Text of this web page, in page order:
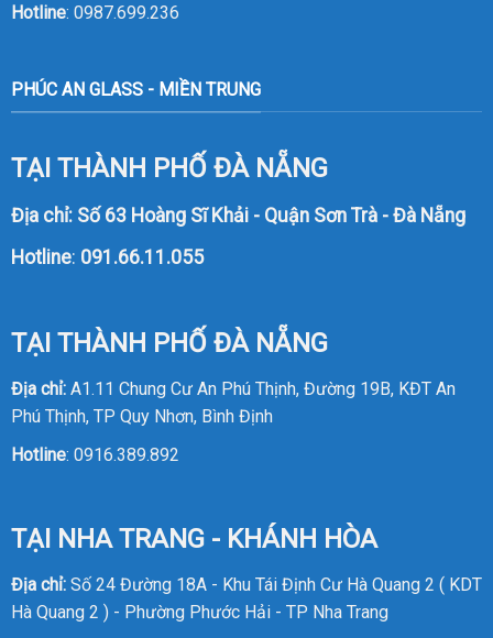
Hotline: 0987.699.236
PHÚC AN GLASS - MIỀN TRUNG
TẠI THÀNH PHỐ ĐÀ NẴNG
Địa chỉ: Số 63 Hoàng Sĩ Khải - Quận Sơn Trà - Đà Nẵng
Hotline: 091.66.11.055
TẠI THÀNH PHỐ ĐÀ NẴNG
Địa chỉ:A1.11 Chung Cư An Phú Thịnh, Đường 19B, KĐT An
Phú Thịnh, TP Quy Nhơn, Bình Định
Hotline: 0916.389.892
TẠI NHA TRANG - KHÁNH HÒA
Địa chỉ: Số 24 Đường 18A - Khu Tái Định Cư Hà Quang 2 ( KDT
Hà Quang 2 ) - Phường Phước Hải - TP Nha Trang